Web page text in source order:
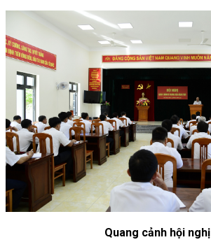
Quang cảnh hội nghị